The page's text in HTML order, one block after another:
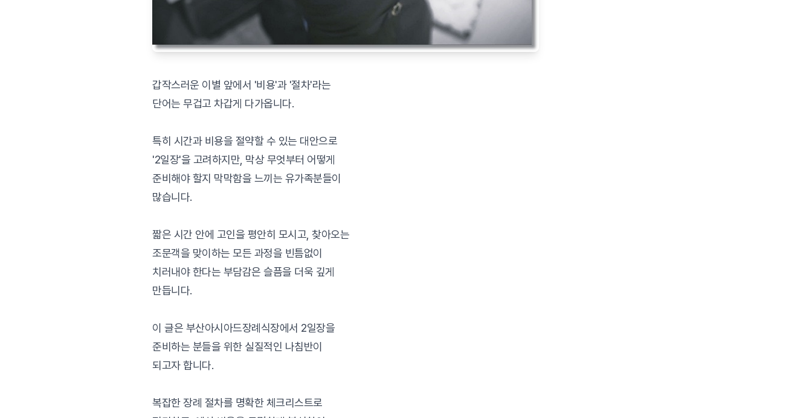
갑작스러운 이별 앞에서 '비용'과 '절차'라는
단어는 무겁고 차갑게 다가옵니다.
특히 시간과 비용을 절약할 수 있는 대안으로
'2일장'을 고려하지만, 막상 무엇부터 어떻게
준비해야 할지 막막함을 느끼는 유가족분들이
많습니다.
짧은 시간 안에 고인을 평안히 모시고, 찾아오는
조문객을 맞이하는 모든 과정을 빈틈없이
치러내야 한다는 부담감은 슬픔을 더욱 깊게
만듭니다.
이 글은 부산아시아드장례식장에서 2일장을
준비하는 분들을 위한 실질적인 나침반이
되고자 합니다.
복잡한 장례 절차를 명확한 체크리스트로